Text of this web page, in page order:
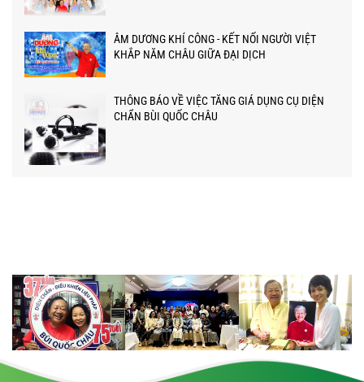
ÂM DƯƠNG KHÍ CÔNG - KẾT NỐI NGƯỜI VIỆT
KHẮP NĂM CHÂU GIỮA ĐẠI DỊCH
THÔNG BÁO VỀ VIỆC TĂNG GIÁ DỤNG CỤ DIỆN
CHẨN BÙI QUỐC CHÂU